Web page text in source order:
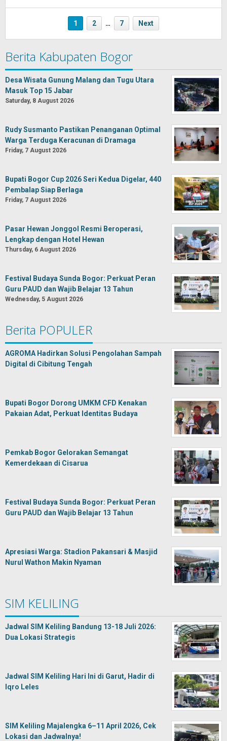
1 2 … 7 Next
Berita Kabupaten Bogor
Desa Wisata Gunung Malang dan Tugu Utara
Masuk Top 15 Jabar
Saturday, 8 August 2026
Rudy Susmanto Pastikan Penanganan Optimal
Warga Terduga Keracunan di Dramaga
Friday, 7 August 2026
Bupati Bogor Cup 2026 Seri Kedua Digelar, 440
Pembalap Siap Berlaga
Friday, 7 August 2026
Pasar Hewan Jonggol Resmi Beroperasi,
Lengkap dengan Hotel Hewan
Thursday, 6 August 2026
Festival Budaya Sunda Bogor: Perkuat Peran
Guru PAUD dan Wajib Belajar 13 Tahun
Wednesday, 5 August 2026
Berita POPULER
AGROMA Hadirkan Solusi Pengolahan Sampah
Digital di Cibitung Tengah
Bupati Bogor Dorong UMKM CFD Kenakan
Pakaian Adat, Perkuat Identitas Budaya
Pemkab Bogor Gelorakan Semangat
Kemerdekaan di Cisarua
Festival Budaya Sunda Bogor: Perkuat Peran
Guru PAUD dan Wajib Belajar 13 Tahun
Apresiasi Warga: Stadion Pakansari & Masjid
Nurul Wathon Makin Nyaman
SIM KELILING
Jadwal SIM Keliling Bandung 13-18 Juli 2026:
Dua Lokasi Strategis
Jadwal SIM Keliling Hari Ini di Garut, Hadir di
Iqro Leles
SIM Keliling Majalengka 6–11 April 2026, Cek
Lokasi dan Jadwalnya!